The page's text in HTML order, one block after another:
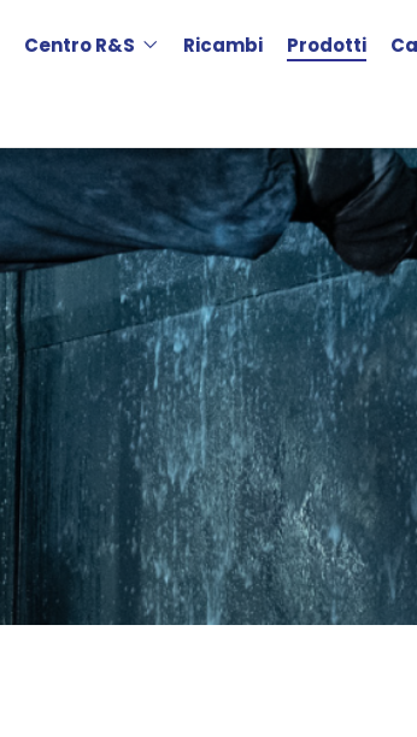
Centro R&S Ricambi Prodotti